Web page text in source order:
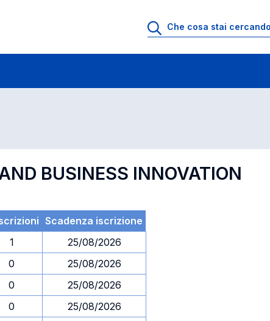
BUSINESS INNOVATION
Scadenza iscrizione
1
25/08/2026
0
25/08/2026
0
25/08/2026
0
25/08/2026